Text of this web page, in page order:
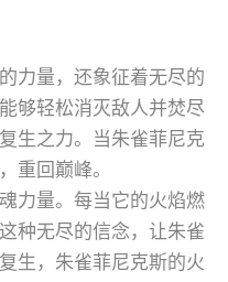
力量，还象征着无尽的
够轻松消灭敌人并焚尽
生之力。当朱雀菲尼克
重回巅峰。
力量。每当它的火焰燃
种无尽的信念，让朱雀
生，朱雀菲尼克斯的火